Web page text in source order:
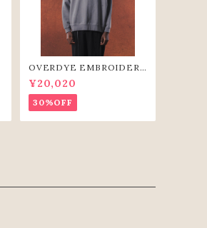
OVERDYE EMBROIDERY
SWEAT-SHIRTS(GRY)
¥20,020
30%OFF